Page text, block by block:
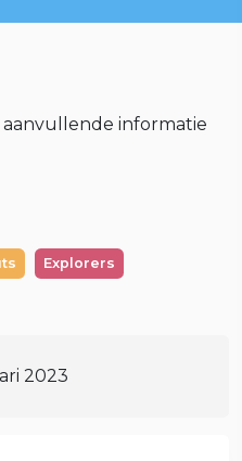
aanvullende informatie
Explorers
2023